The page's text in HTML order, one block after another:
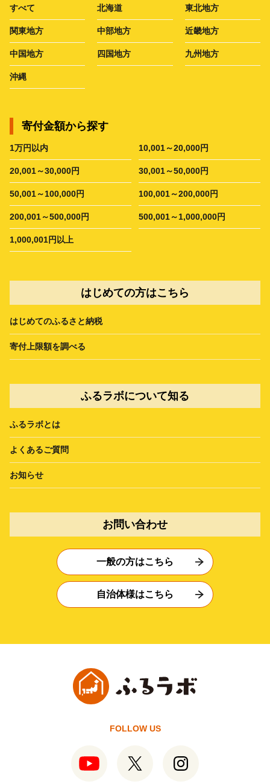
すべて 北海道 東北地方
関東地方 中部地方 近畿地方
中国地方 四国地方 九州地方
沖縄
寄付金額から探す
1万円以内 10,001～20,000円
20,001～30,000円 30,001～50,000円
50,001～100,000円 100,001～200,000円
200,001～500,000円 500,001～1,000,000円
1,000,001円以上
はじめての方はこちら
はじめてのふるさと納税
寄付上限額を調べる
ふるラボについて知る
ふるラボとは
よくあるご質問
お知らせ
お問い合わせ
一般の方はこちら
自治体様はこちら
FOLLOW US